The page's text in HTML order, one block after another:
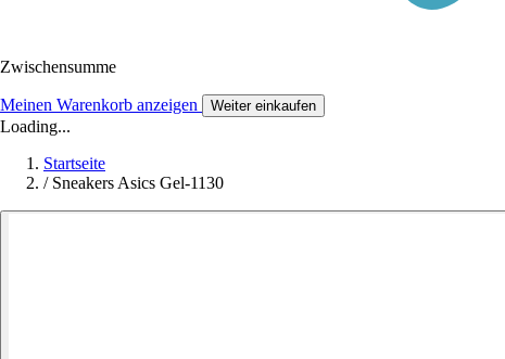
Zwischensumme
Meinen Warenkorb anzeigen Weiter einkaufen
Loading...
Startseite
/ Sneakers Asics Gel-1130